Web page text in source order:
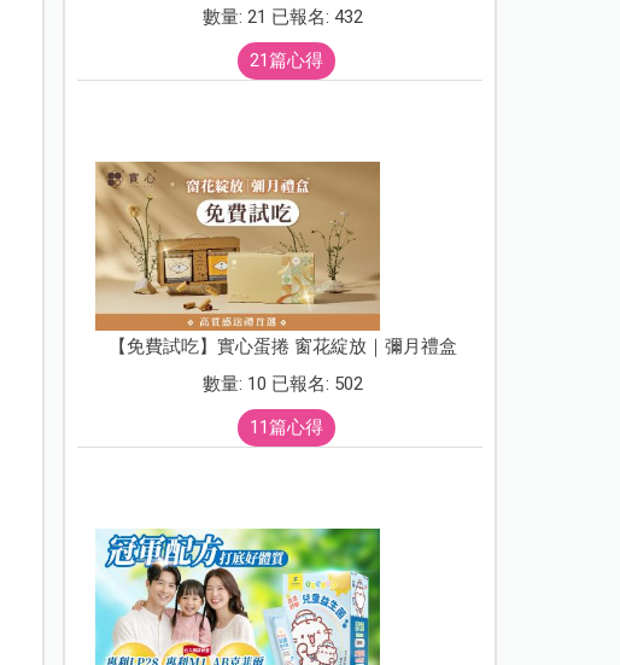
數量: 21 已報名: 432
21篇心得
【免費試吃】實心蛋捲 窗花綻放｜彌月禮盒
數量: 10 已報名: 502
11篇心得